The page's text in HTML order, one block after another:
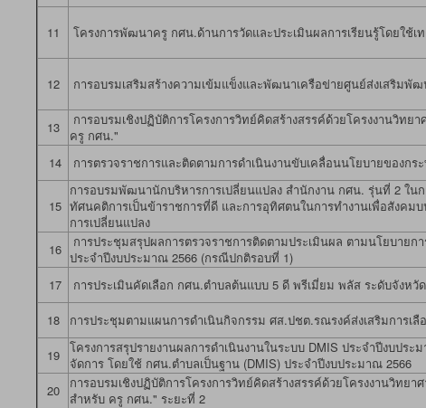
11 โครงการพัฒนาครู กศน.ด้านการวัดและประเมินผลการเรียนรู้โดยใช้เ
12 การอบรมเสริมสร้างความเข้มแข็งและพัฒนาเครือข่ายศูนย์ส่งเสริมพั
13
การอบรมเชิงปฏิบัติการโครงการวิทย์คิดสร้างสรรค์ด้วยโครงงานวิท
ครู กศน."
14 การตรวจราชการและติดตามการดำเนินงานขับเคลื่อนนโยบายของกร
15
การอบรมพัฒนานักบริหารการเปลี่ยนแปลง สำนักงาน กศน. รุ่นที่ 2 ใน
ทัศนคติการเป็นข้าราชการที่ดี และการอุทิศตนในการทำงานเพื่อสังค
การเปลี่ยนแปลง
16
การประชุมสรุปผลการตรวจราชการติดตามประเมินผล ตามนโยบาย
ประจำปีงบประมาณ 2566 (กรณีปกติรอบที่ 1)
17 การประเมินคัดเลือก กศน.ตำบลต้นแบบ 5 ดี พรีเมี่ยม พลัส ระดับจังหวั
18 การประชุมตามแผนการดำเนินกิจกรรม ศส.ปชต.รณรงค์ส่งเสริมการเ
19
โครงการสรุปรายงานผลการดำเนินงานในระบบ DMIS ประจำปีงบป
จัดการ โดยใช้ กศน.ตำบลเป็นฐาน (DMIS) ประจำปีงบประมาณ 2566
20
การอบรมเชิงปฏิบัติการโครงการวิทย์คิดสร้างสรรค์ด้วยโครงงานวิทย
สำหรับ ครู กศน." ระยะที่ 2